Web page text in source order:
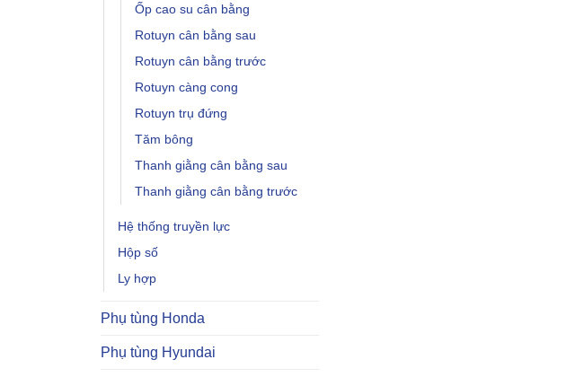
Ốp cao su cân bằng
Rotuyn cân bằng sau
Rotuyn cân bằng trước
Rotuyn càng cong
Rotuyn trụ đứng
Tăm bông
Thanh giằng cân bằng sau
Thanh giằng cân bằng trước
Hệ thống truyền lực
Hộp số
Ly hợp
Phụ tùng Honda
Phụ tùng Hyundai